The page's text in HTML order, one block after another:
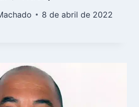
8 de abril de 2022